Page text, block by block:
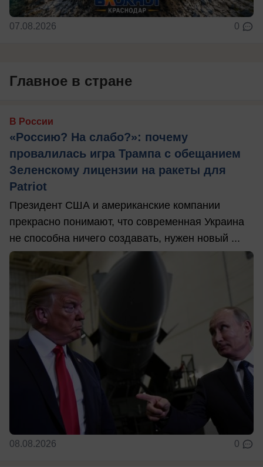
07.08.2026 0
Главное в стране
В России
«Россию? На слабо?»: почему
провалилась игра Трампа с обещанием
Зеленскому лицензии на ракеты для
Patriot
Президент США и американские компании
прекрасно понимают, что современная Украина
не способна ничего создавать, нужен новый ...
08.08.2026 0